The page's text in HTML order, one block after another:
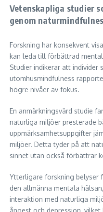
Vetenskapliga studier
genom
Forskning har konsekvent
kan leda till förbättrad
Studier indikerar att individer
utomhusmindfulness
högre nivåer av fokus.
En anmärkningsvärd studie
naturliga miljöer presterade
uppmärksamhetsuppgifter
miljöer. Detta tyder på att
sinnet utan också förbättrar
Ytterligare forskning belyser
den allmänna mentala
interaktion med naturliga
ångest och depression,